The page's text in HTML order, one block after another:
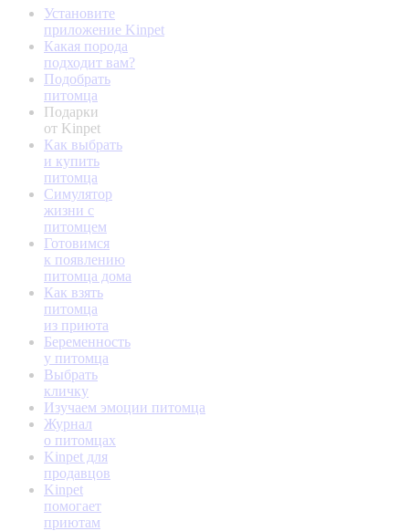
Установите
приложение Kinpet
Какая порода
подходит вам?
Подобрать
питомца
Подарки
от Kinpet
Как выбрать
и купить
питомца
Симулятор
жизни с
питомцем
Готовимся
к появлению
питомца дома
Как взять
питомца
из приюта
Беременность
у питомца
Выбрать
кличку
Изучаем эмоции питомца
Журнал
о питомцах
Kinpet для
продавцов
Kinpet
помогает
приютам